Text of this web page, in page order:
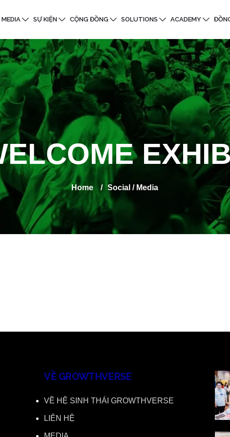
MEDIA SỰ KIỆN CỘNG ĐỒNG SOLUTIONS ACADEMY
Home / Social / Media
VỀ GROWTHVERSE
VỀ HỆ SINH THÁI GROWTHVERSE
LIÊN HỆ